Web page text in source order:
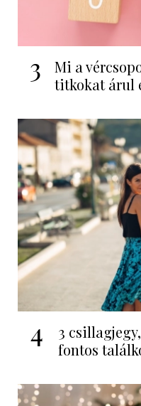
3
Mi a
titkokat árul
4
3
fontos